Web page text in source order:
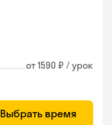
от 1590 ₽ / урок
Выбрать время